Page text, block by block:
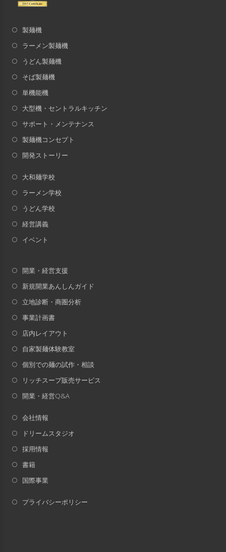
製麺機
ラーメン製麺機
うどん製麺機
そば製麺機
単機能機
大型機・セントラルキッチン
サポート・メンテナンス
製麺機コンセプト
開発ストーリー
大和麺学校
ラーメン学校
うどん学校
経営講義
イベント
開業・経営支援
新規開業あんしんガイド
立地診断・商圏分析
事業計画書
店内レイアウト
自家製麺体験教室
個別での麺の試作・相談
リッチスープ販売サービス
開業・経営Q&A
会社情報
ドリームスタジオ
採用情報
書籍
国際事業
プライバシーポリシー